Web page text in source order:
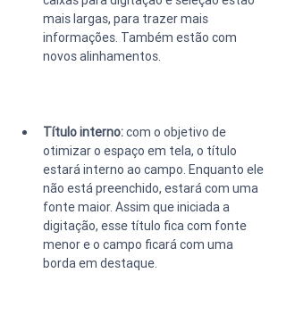
mais largas, para trazer mais
informações. Também estão com
novos alinhamentos.
Título interno: com o objetivo de
otimizar o espaço em tela, o título
estará interno ao campo. Enquanto ele
não está preenchido, estará com uma
fonte maior. Assim que iniciada a
digitação, esse título fica com fonte
menor e o campo ficará com uma
borda em destaque.